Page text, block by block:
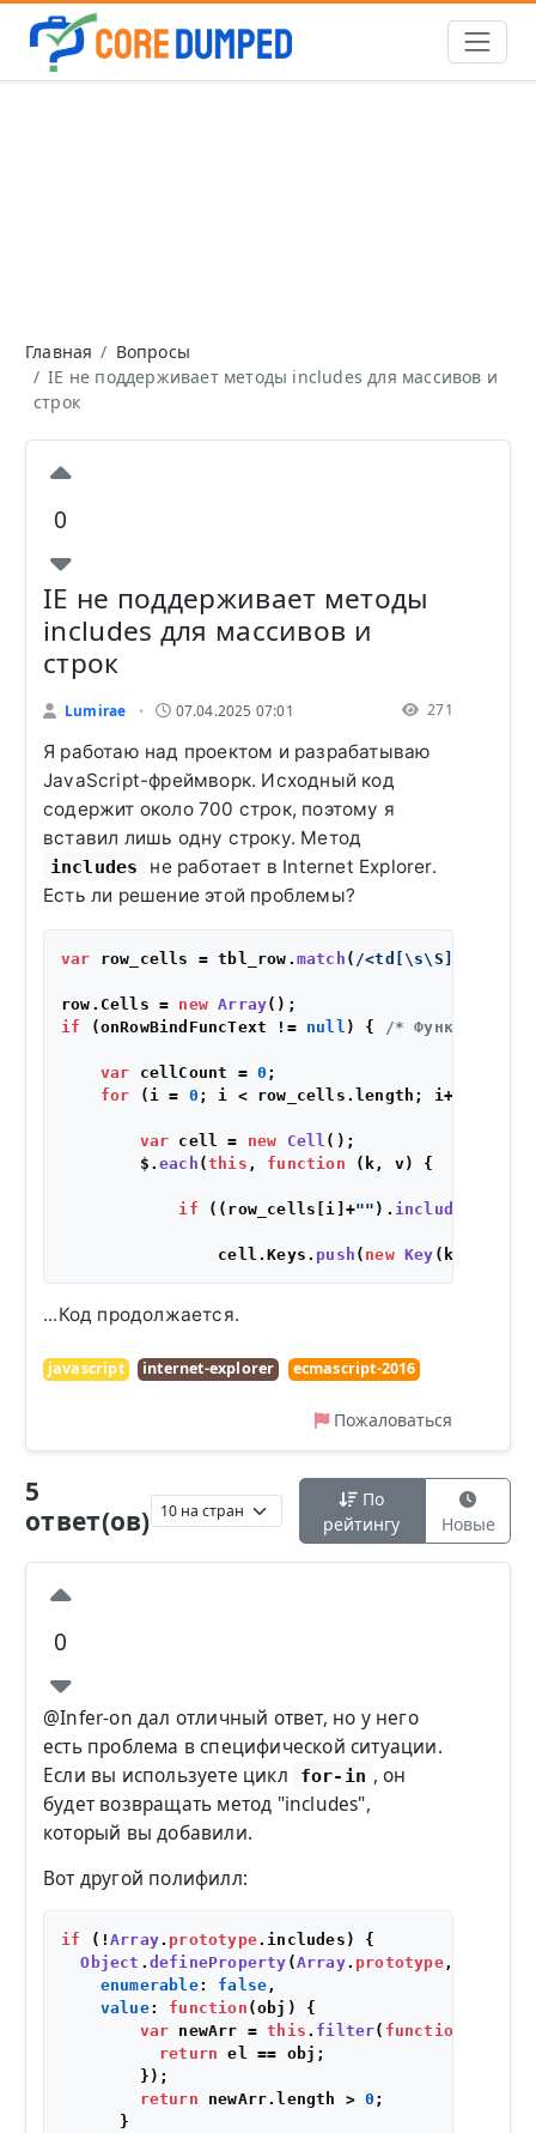
Главная
Вопросы
IE не поддерживает методы includes для массивов и
строк
0
IE не поддерживает методы
includes для массивов и
строк
Lumirae • 07.04.2025 07:01 271
Я работаю над проектом и разрабатываю
JavaScript-фреймворк. Исходный код
содержит около 700 строк, поэтому я
вставил лишь одну строку. Метод
includes
не работает в Internet Explorer.
Есть ли решение этой проблемы?
var row_cells = tbl_row. match ( /<td[\s\S]*?<\/
row. Cells = new Array
if (onRowBindFuncText != null ) { /* Функция
var cellCount = 0 ;
for (i = 0 ; i < row_cells. length ; i++) {
var cell = new Cell ();
        $.
each (this , function ( k, v) {
if ((row_cells[i]+"" ). includes
                cell.
Keys . push ( new Key
...Код продолжается.
javascript internet-explorer ecmascript-2016
Пожаловаться
5
ответ(ов)
По
рейтингу
Новые
0
@Infer-on дал отличный ответ, но у него
есть проблема в специфической ситуации.
Если вы используете цикл
for-in , он
будет возвращать метод "includes",
который вы добавили.
Вот другой полифилл:
if (!Array. prototype.includes ) {
Object . defineProperty (Array. prototype,
enumerable: false,
value: function (obj ) {
var newArr = this . filter( function
return el == obj;
        });
return newArr. length > 0 ;
      }